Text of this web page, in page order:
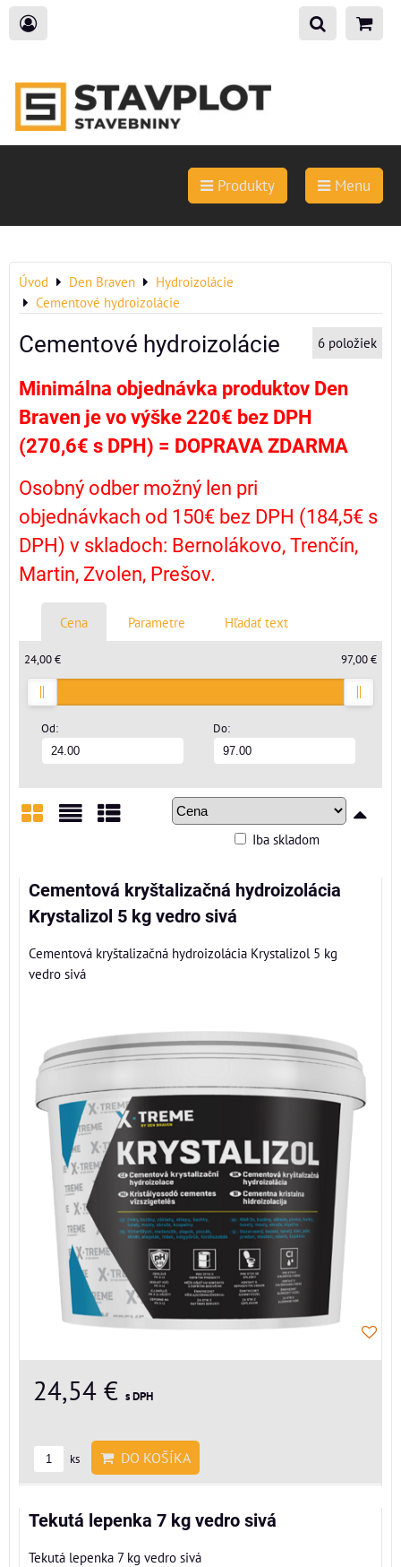
Produkty Menu
Úvod Den Braven
Hydroizolácie
Cementové hydroizolácie
Cementové hydroizolácie 6 položiek
Minimálna objednávka produktov Den
Braven je vo výške 220€ bez DPH
(270,6€ s DPH) = DOPRAVA ZDARMA
Osobný odber možný len pri
objednávkach od 150€ bez DPH (184,5€ s
DPH) v skladoch: Bernolákovo, Trenčín,
Martin, Zvolen, Prešov.
Cena Parametre Hľadať text
Od: Do:
24,00 € 97,00 €
Iba skladom
Cementová kryštalizačná hydroizolácia
Krystalizol 5 kg vedro sivá
Cementová kryštalizačná hydroizolácia Krystalizol 5 kg
vedro sivá
24,54 € s DPH
ks DO KOŠÍKA
Tekutá lepenka 7 kg vedro sivá
Tekutá lepenka 7 kg vedro sivá